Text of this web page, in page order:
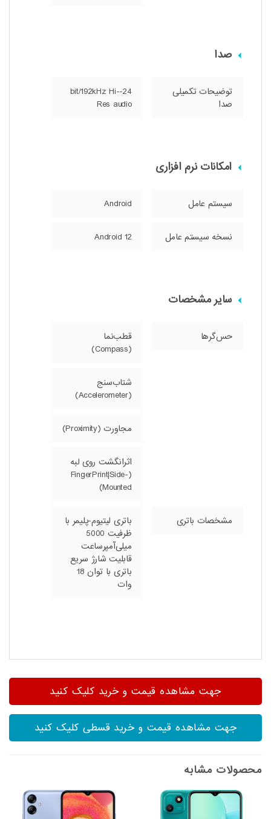
صدا
توضیحات تکمیلی
صدا
24-bit/192kHz Hi-
Res audio
امکانات نرم افزاری
سیستم عامل Android
نسخه سیستم عامل Android 12
سایر مشخصات
حس‌گرها
قطب‌نما
(Compass)
شتاب‌سنج
(Accelerometer)
مجاورت (Proximity)
اثرانگشت روی لبه
(FingerPrint|Side-
Mounted)
مشخصات باتری
باتری لیتیوم-پلیمر با
ظرفیت 5000
میلی‌آمپرساعت
قابلیت شارژ سریع
باتری با توان 18
وات
جهت مشاهده قیمت و خرید کلیک کنید
جهت مشاهده قیمت و خرید قسطی کلیک کنید
محصولات مشابه